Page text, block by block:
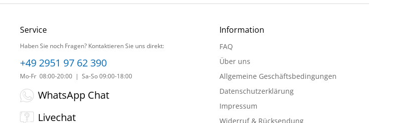
Service
Haben Sie noch Fragen? Kontaktieren Sie uns direkt:
+49 2951 97 62 390
Mo-Fr 08:00-20:00 | Sa-So 09:00-18:00
WhatsApp Chat
Livechat
Information
FAQ
Über uns
Allgemeine Geschäftsbedingungen
Datenschutzerklärung
Impressum
Widerruf & Rücksendung